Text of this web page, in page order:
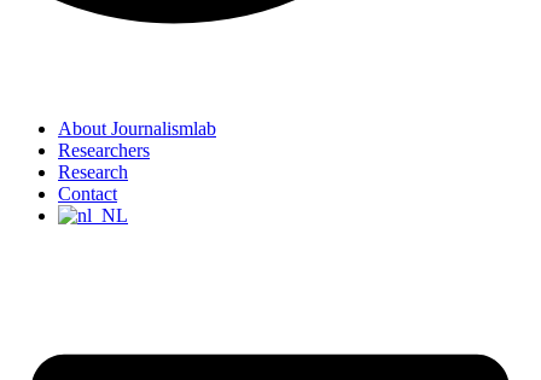
About Journalismlab
Researchers
Research
Contact